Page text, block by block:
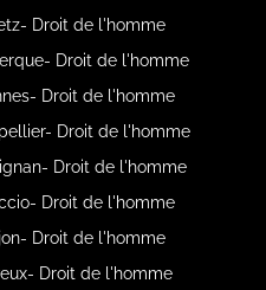
Droit de l'homme
Droit de l'homme
Droit de l'homme
Droit de l'homme
Droit de l'homme
Droit de l'homme
Droit de l'homme
Droit de l'homme